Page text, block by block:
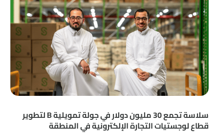
سلاسة تجمع 30 مليون دولار في جولة تمويلية B لتطوير
قطاع لوجستيات التجارة الإلكترونية في المنطقة